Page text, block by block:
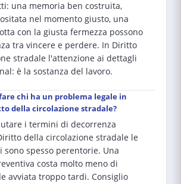
una memoria ben costruita,
nel momento giusto, una
con la giusta fermezza possono
tra vincere e perdere. In Diritto
stradale l'attenzione ai dettagli
è la sostanza del lavoro.
chi ha un problema legale in
della circolazione stradale?
i termini di decorrenza
della circolazione stradale le
sono spesso perentorie. Una
costa molto meno di
avviata troppo tardi. Consiglio